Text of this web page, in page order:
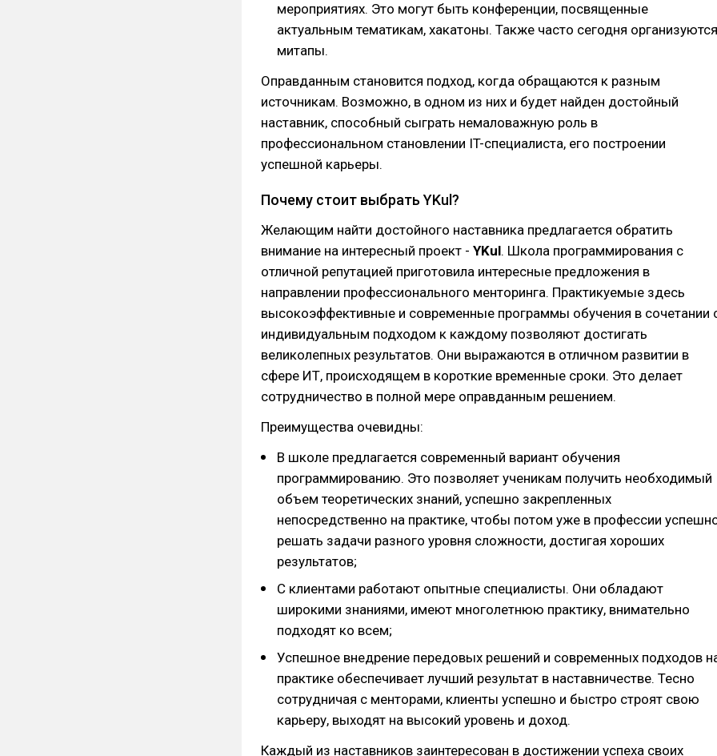
мероприятиях. Это могут быть конференции, посвященные
актуальным тематикам, хакатоны. Также часто сегодня организуются
митапы.
Оправданным становится подход, когда обращаются к разным
источникам. Возможно, в одном из них и будет найден достойный
наставник, способный сыграть немаловажную роль в
профессиональном становлении IT-специалиста, его построении
успешной карьеры.
Почему стоит выбрать YKul?
Желающим найти достойного наставника предлагается обратить
внимание на интересный проект - YKul. Школа программирования с
отличной репутацией приготовила интересные предложения в
направлении профессионального менторинга. Практикуемые здесь
высокоэффективные и современные программы обучения в сочетании
индивидуальным подходом к каждому позволяют достигать
великолепных результатов. Они выражаются в отличном развитии в
сфере ИТ, происходящем в короткие временные сроки. Это делает
сотрудничество в полной мере оправданным решением.
Преимущества очевидны:
В школе предлагается современный вариант обучения
программированию. Это позволяет ученикам получить необходимый
объем теоретических знаний, успешно закрепленных
непосредственно на практике, чтобы потом уже в профессии
решать задачи разного уровня сложности, достигая хороших
результатов;
С клиентами работают опытные специалисты. Они обладают
широкими знаниями, имеют многолетнюю практику, внимательно
подходят ко всем;
Успешное внедрение передовых решений и современных подходов
практике обеспечивает лучший результат в наставничестве. Тесно
сотрудничая с менторами, клиенты успешно и быстро строят свою
карьеру, выходят на высокий уровень и доход.
Каждый из наставников заинтересован в достижении успеха своих